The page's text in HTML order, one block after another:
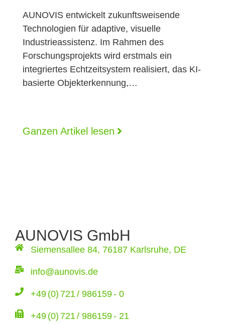
AUNOVIS entwickelt zukunftsweisende
Technologien für adaptive, visuelle
Industrieassistenz. Im Rahmen des
Forschungsprojekts wird erstmals ein
integriertes Echtzeitsystem realisiert, das KI-
basierte Objekterkennung,…
Ganzen Artikel lesen
AUNOVIS GmbH
Siemensallee 84, 76187 Karlsruhe, DE
info@aunovis.de
+49 (0) 721 / 986159 - 0
+49 (0) 721 / 986159 - 21